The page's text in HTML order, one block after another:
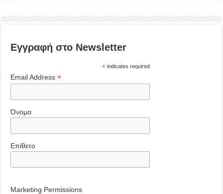
Εγγραφή στο Newsletter
*indicates required
Email Address*
Όνομα
Επίθετο
Marketing Permissions